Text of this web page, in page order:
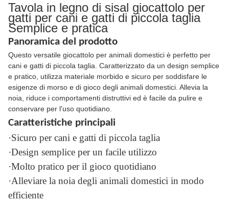
Tavola in legno di sisal giocattolo per
gatti per cani e gatti di piccola taglia
Semplice e pratica
Panoramica del prodotto
Questo versatile giocattolo per animali domestici è perfetto per
cani e gatti di piccola taglia. Caratterizzato da un design semplice
e pratico, utilizza materiale morbido e sicuro per soddisfare le
esigenze di morso e di gioco degli animali domestici. Allevia la
noia, riduce i comportamenti distruttivi ed è facile da pulire e
conservare per l'uso quotidiano.
Caratteristiche principali
·Sicuro per cani e gatti di piccola taglia
·Design semplice per un facile utilizzo
·Molto pratico per il gioco quotidiano
·Alleviare la noia degli animali domestici in modo
efficiente